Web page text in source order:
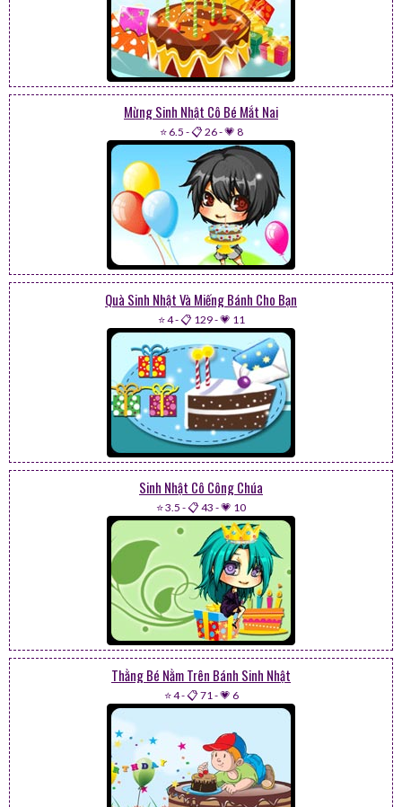
Mừng Sinh Nhật Cô Bé Mắt Nai
⭐ 6.5 -📋 26-💗 8
Quà Sinh Nhật Và Miếng Bánh Cho Bạn
⭐ 4-📋 129-💗 11
Sinh Nhật Cô Công Chúa
⭐ 3.5 -📋 43 -💗 10
Thằng Bé Nằm Trên Bánh Sinh Nhật
⭐ 4-📋 71-💗 6